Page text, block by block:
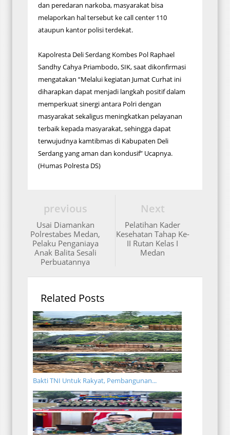
dan peredaran narkoba, masyarakat bisa
melaporkan hal tersebut ke call center 110
ataupun kantor polisi terdekat.
Kapolresta Deli Serdang Kombes Pol Raphael
Sandhy Cahya Priambodo, SIK, saat dikonfirmasi
mengatakan “Melalui kegiatan Jumat Curhat ini
diharapkan dapat menjadi langkah positif dalam
memperkuat sinergi antara Polri dengan
masyarakat sekaligus meningkatkan pelayanan
terbaik kepada masyarakat, sehingga dapat
terwujudnya kamtibmas di Kabupaten Deli
Serdang yang aman dan kondusif” Ucapnya.
(Humas Polresta DS)
Next
Pelatihan Kader
Kesehatan Tahap Ke-
II Rutan Kelas I
Medan
previous
Usai Diamankan
Polrestabes Medan,
Pelaku Penganiaya
Anak Balita Sesali
Perbuatannya
Related Posts
Bakti TNI Untuk Rakyat, Pembangunan...